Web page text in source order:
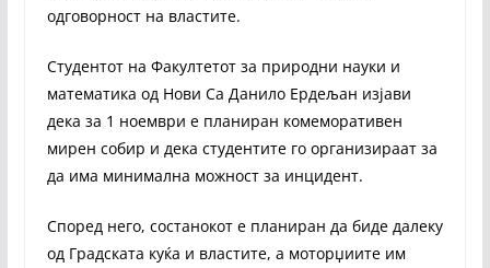
одговорност на властите.
Студентот на Факултетот за природни науки и
математика од Нови Са Данило Ердељан изјави
дека за 1 ноември е планиран комеморативен
мирен собир и дека студентите го организираат за
да има минимална можност за инцидент.
Според него, состанокот е планиран да биде далеку
од Градската куќа и властите, а моторџиите им